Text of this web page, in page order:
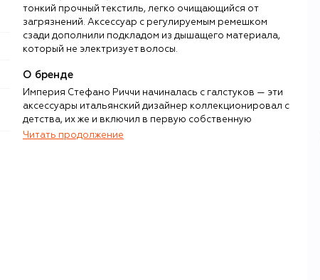
тонкий прочный текстиль, легко очищающийся от
загрязнений. Аксессуар с регулируемым ремешком
сзади дополнили подкладом из дышащего материала,
который не электризует волосы.
О бренде
Империя Стефано Риччи начиналась с галстуков — эти
аксессуары итальянский дизайнер коллекционировал с
детства, их же и включил в первую собственную
коллекцию, представленную в 1972 году на Pitti Uomo. С
Читать продолжение